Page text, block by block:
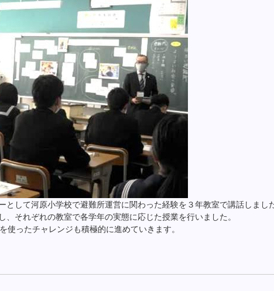
として河原小学校で避難所運営に関わった経験を３年教室で講話しました
それぞれの教室で各学年の実態に応じた授業を行いました。
使ったチャレンジも積極的に進めていきます。